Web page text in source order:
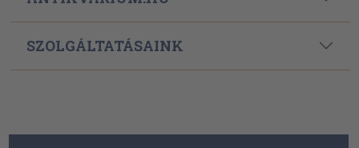
SZOLGÁLTATÁSAINK